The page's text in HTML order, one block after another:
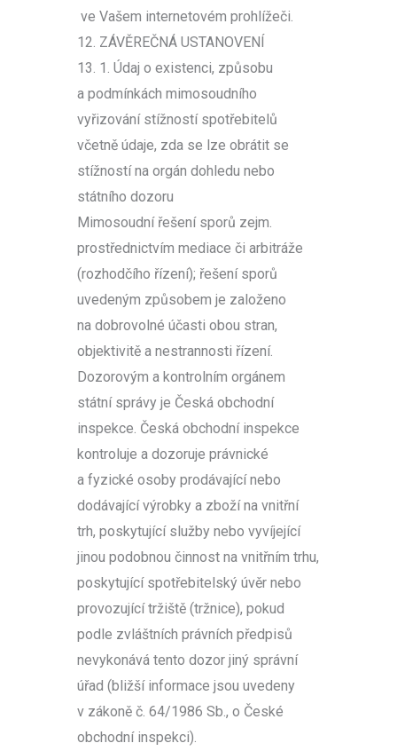
ve Vašem internetovém prohlížeči.
12. ZÁVĚREČNÁ USTANOVENÍ
13. 1. Údaj o existenci, způsobu
a podmínkách mimosoudního
vyřizování stížností spotřebitelů
včetně údaje, zda se lze obrátit se
stížností na orgán dohledu nebo
státního dozoru
Mimosoudní řešení sporů zejm.
prostřednictvím mediace či arbitráže
(rozhodčího řízení); řešení sporů
uvedeným způsobem je založeno
na dobrovolné účasti obou stran,
objektivitě a nestrannosti řízení.
Dozorovým a kontrolním orgánem
státní správy je Česká obchodní
inspekce. Česká obchodní inspekce
kontroluje a dozoruje právnické
a fyzické osoby prodávající nebo
dodávající výrobky a zboží na vnitřní
trh, poskytující služby nebo vyvíjející
jinou podobnou činnost na vnitřním trhu,
poskytující spotřebitelský úvěr nebo
provozující tržiště (tržnice), pokud
podle zvláštních právních předpisů
nevykonává tento dozor jiný správní
úřad (bližší informace jsou uvedeny
v zákoně č. 64/1986 Sb., o České
obchodní inspekci).